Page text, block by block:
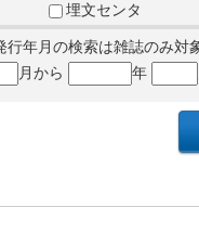
埋文センタ
行年月の検索は雑誌のみ対
月から 年